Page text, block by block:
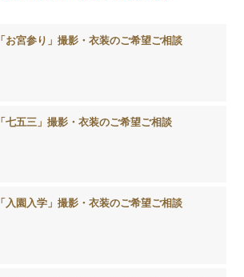
「お宮参り」撮影・衣装のご希望ご相談
「七五三」撮影・衣装のご希望ご相談
「入園入学」撮影・衣装のご希望ご相談